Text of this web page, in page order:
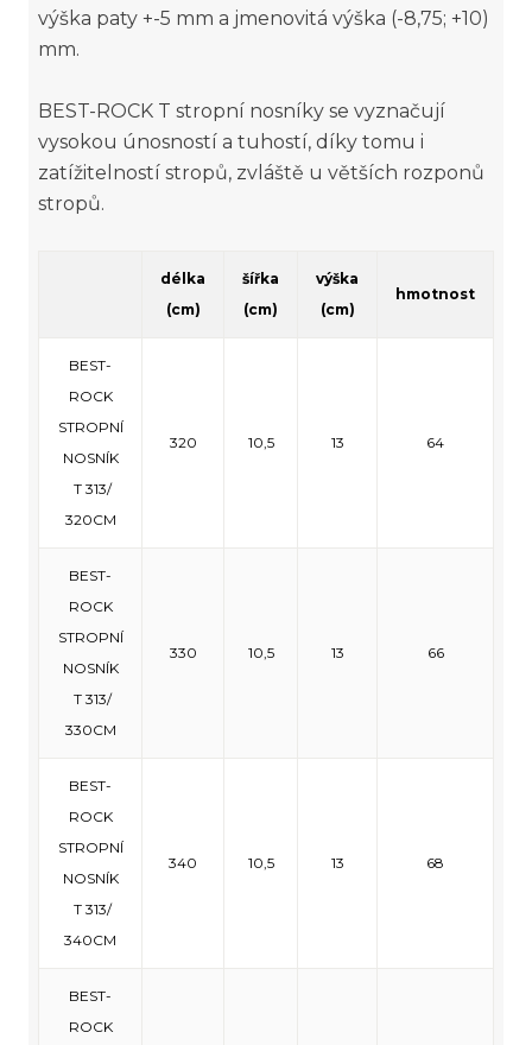
výška paty +-5 mm a jmenovitá výška (-8,75; +10)
mm.
BEST-ROCK T stropní nosníky se vyznačují
vysokou únosností a tuhostí, díky tomu i
zatížitelností stropů, zvláště u větších rozponů
stropů.
délka
(cm)
šířka
(cm)
výška
(cm)
hmotnost
BEST-
ROCK
STROPNÍ
NOSNÍK
T 313/
320CM
320 10,5 13 64
BEST-
ROCK
STROPNÍ
NOSNÍK
T 313/
330CM
330 10,5 13 66
BEST-
ROCK
STROPNÍ
NOSNÍK
T 313/
340CM
340 10,5 13 68
BEST-
ROCK